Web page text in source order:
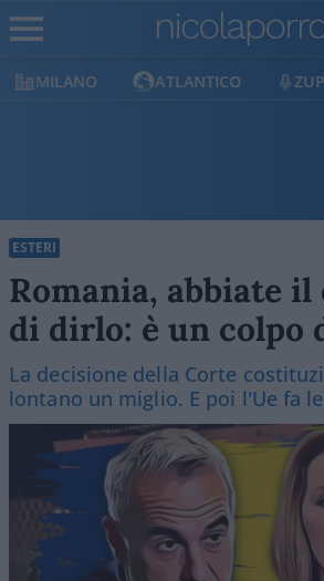
MILANO ATLANTICO
ESTERI
Romania, abbiate il
di dirlo: è un colpo
La decisione della Corte
lontano un miglio. E poi l'Ue fa